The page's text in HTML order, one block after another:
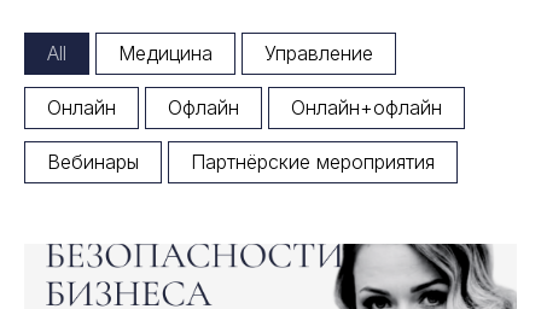
All Медицина Управление
Онлайн Офлайн Онлайн+офлайн
Вебинары Партнёрские мероприятия